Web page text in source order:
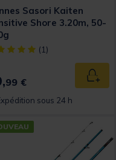
Sasori Kaiten
Shore 3.20m, 50-
Object] out of 5
(1)
99 €
sous 24 h